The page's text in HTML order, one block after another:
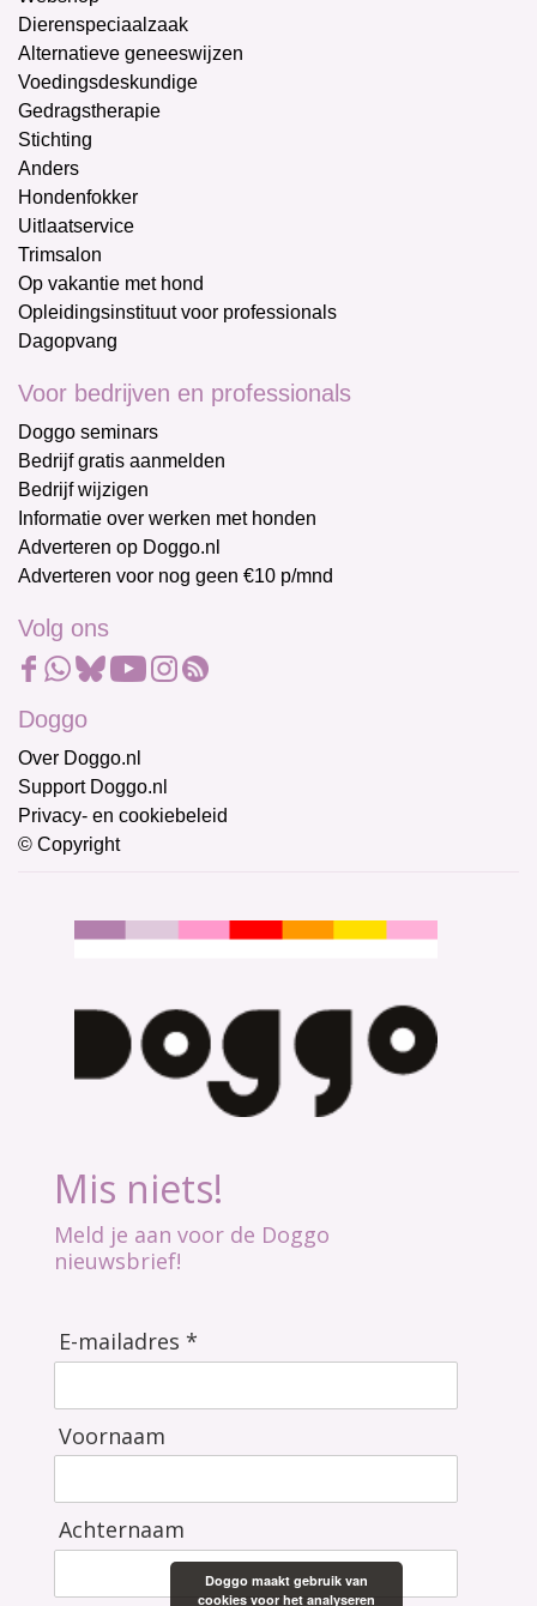
Dierenspeciaalzaak
Alternatieve geneeswijzen
Voedingsdeskundige
Gedragstherapie
Stichting
Anders
Hondenfokker
Uitlaatservice
Trimsalon
Op vakantie met hond
Opleidingsinstituut voor professionals
Dagopvang
Voor bedrijven en professionals
Doggo seminars
Bedrijf gratis aanmelden
Bedrijf wijzigen
Informatie over werken met honden
Adverteren op Doggo.nl
Adverteren voor nog geen €10 p/mnd
Volg ons
Doggo
Over Doggo.nl
Support Doggo.nl
Privacy- en cookiebeleid
© Copyright
Mis niets!
Meld je aan voor de Doggo
nieuwsbrief!
E-mailadres *
Voornaam
Achternaam
Doggo maakt gebruik van
cookies voor het analyseren